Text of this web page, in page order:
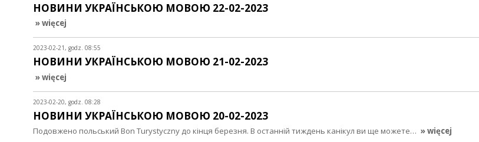
НОВИНИ УКРАЇНСЬКОЮ МОВОЮ 22-02-2023
» więcej
2023-02-21, godz. 08:55
НОВИНИ УКРАЇНСЬКОЮ МОВОЮ 21-02-2023
» więcej
2023-02-20, godz. 08:28
НОВИНИ УКРАЇНСЬКОЮ МОВОЮ 20-02-2023
Подовжено польський Bon Turystyczny до кінця березня. В останній тиждень канікул ви ще можете… » więcej